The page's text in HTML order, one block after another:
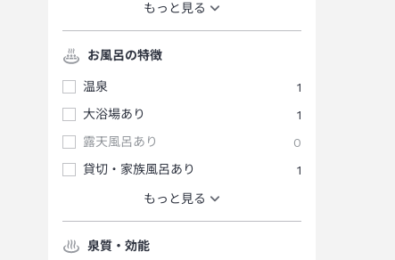
もっと見る
お風呂の特徴
温泉
1
大浴場あり
1
露天風呂あり
0
貸切・家族風呂あり
1
もっと見る
泉質・効能